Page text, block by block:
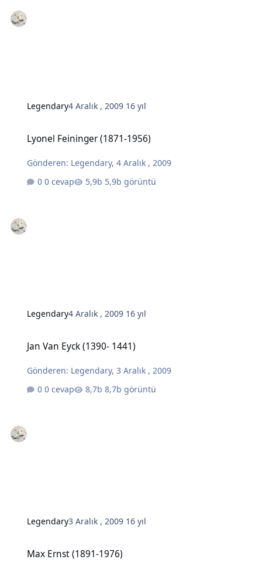
Legendary4 Aralık , 2009 16 yıl
Lyonel Feininger (1871-1956)
Gönderen: Legendary,4 Aralık , 2009
0 cevap
5,9b görüntü
Legendary4 Aralık , 2009 16 yıl
Jan Van Eyck (1390- 1441)
Gönderen: Legendary,3 Aralık , 2009
0 cevap
8,7b görüntü
Legendary3 Aralık , 2009 16 yıl
Max Ernst (1891-1976)